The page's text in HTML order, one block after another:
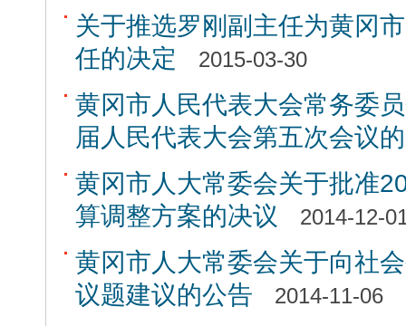
关于推选罗刚副主任为黄冈
任的决定
2015-03-30
黄冈市人民代表大会常务委
届人民代表大会第五次会议
黄冈市人大常委会关于批准
算调整方案的决议
2014-12-
黄冈市人大常委会关于向社
议题建议的公告
2014-11-06